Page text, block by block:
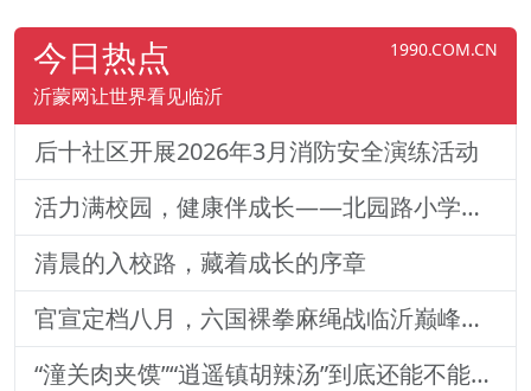
今日热点 1990.COM.CN
沂蒙网让世界看见临沂
后十社区开展2026年3月消防安全演练活动
活力满校园，健康伴成长——北园路小学一二年级体质训练纪实
清晨的入校路，藏着成长的序章
官宣定档八月，六国裸拳麻绳战临沂巅峰对决！2026铁拳武风·红韵临沂国际巅峰搏击赛新闻发布会举行
“潼关肉夹馍”“逍遥镇胡辣汤”到底还能不能用？官方回